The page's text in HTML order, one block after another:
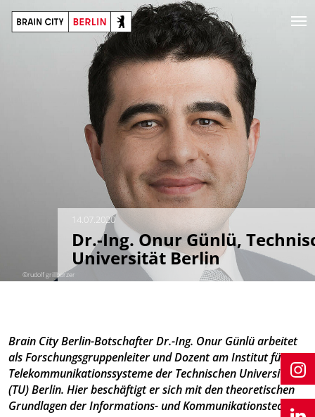
©rudolf grillborzer
14.07.2020
Dr.-Ing. Onur Günlü,
Universität Berlin
Brain City Berlin-Botschafter Dr.-Ing. Onur Günlü arbeitet
als Forschungsgruppenleiter und Dozent am Institut für
Telekommunikationssysteme der Technischen Universität
(TU) Berlin. Hier beschäftigt er sich mit den theoretischen
Grundlagen der Informations- und Kommunikationstechnik.